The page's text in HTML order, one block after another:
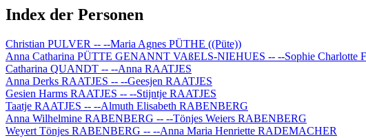
Index der Personen
Christian PULVER -- --Maria Agnes PÜTHE ((Püte))
Anna Catharina PÜTTE GENANNT VAßELS-NIEHUES -- --Sophie
Catharina QUANDT -- --Anna RAATJES
Anna Derks RAATJES -- --Geesjen RAATJES
Gesien Harms RAATJES -- --Stijntje RAATJES
Taatje RAATJES -- --Almuth Elisabeth RABENBERG
Anna Wilhelmine RABENBERG -- --Tönjes Weiers RABENBERG
Weyert Tönjes RABENBERG -- --Anna Maria Henriette RADEMACHER